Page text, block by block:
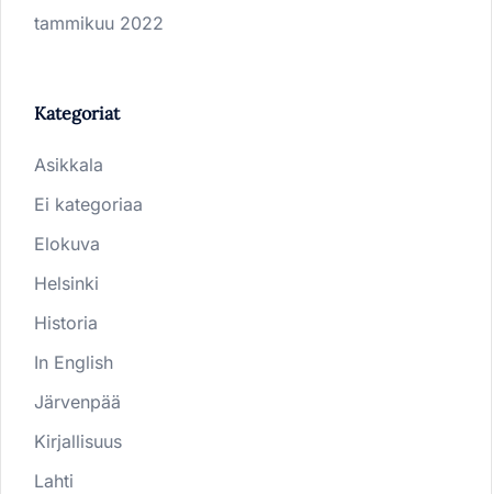
tammikuu 2022
Kategoriat
Asikkala
Ei kategoriaa
Elokuva
Helsinki
Historia
In English
Järvenpää
Kirjallisuus
Lahti